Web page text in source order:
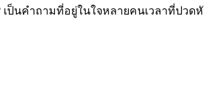
เป็นคำถามที่อยู่ในใจหลายคนเวลาที่ป